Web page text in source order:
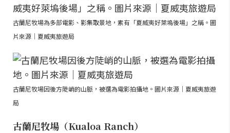
古蘭尼牧場為多部電影、影集取景地，素有「夏威夷好萊塢後場」之稱。圖
片來源｜夏威夷旅遊局
古蘭尼牧場因後方陡峭的山脈，被選為電影拍攝地。圖片來源｜夏威夷旅遊
局
古蘭尼牧場（Kualoa Ranch）